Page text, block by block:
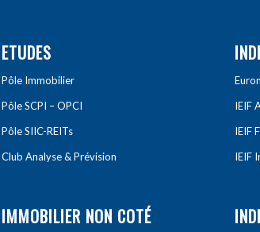
ETUDES
Pôle Immobilier
Pôle SCPI – OPCI
Pôle SIIC-REITs
Club Analyse & Prévision
IMMOBILIER NON COTÉ
IEIF
IEIF
IEIF